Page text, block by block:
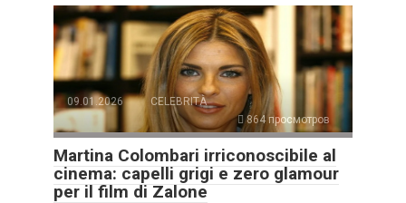
09.01.2026
CELEBRITÀ
864 просмотров
Martina Colombari irriconoscibile al
cinema: capelli grigi e zero glamour
per il film di Zalone